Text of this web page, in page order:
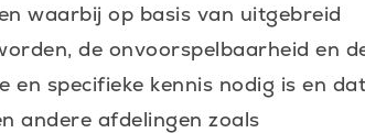
waarbij op basis van uitgebreid
de onvoorspelbaarheid en
specifieke kennis nodig is en dat
andere afdelingen zoals